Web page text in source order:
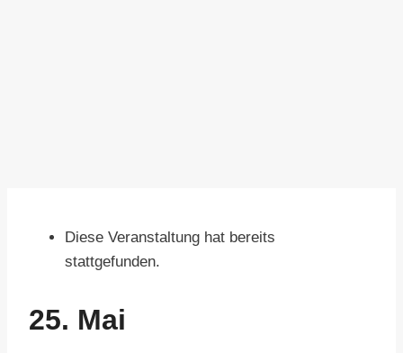
Diese Veranstaltung hat bereits
stattgefunden.
25. Mai